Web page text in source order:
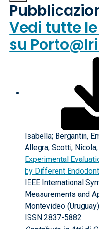
Vedi tutte
su
Isabella; Bergantin,
Allegra; Scotti, Nicola;
Experimental
by Different
IEEE International
Measurements and
Montevideo
ISSN 2837-5882